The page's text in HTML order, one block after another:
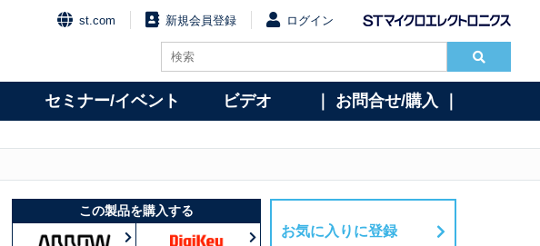
st.com 新規会員登録 ログイン
セミナー/イベント ビデオ ｜ お問合せ/購入 ｜
この製品を購入する
お気に入りに登録